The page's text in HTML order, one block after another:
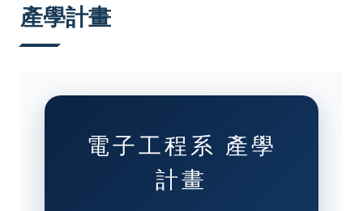
產學計畫
電子工程系 產學
計畫